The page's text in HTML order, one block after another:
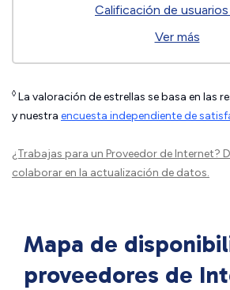
Calificación de
Ver más
◊ La valoración de estrellas se basa en las
y nuestra encuesta independiente de
¿Trabajas para un Proveedor de Internet?
colaborar en la actualización de datos.
Mapa de
proveedores de